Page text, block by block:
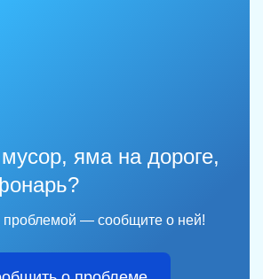
яма на дороге,
проблемой — сообщите о ней!